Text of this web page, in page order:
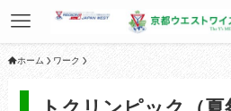
ホーム ワーク